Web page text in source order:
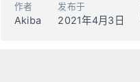
作者
Akiba
发布于
2021年4月3日